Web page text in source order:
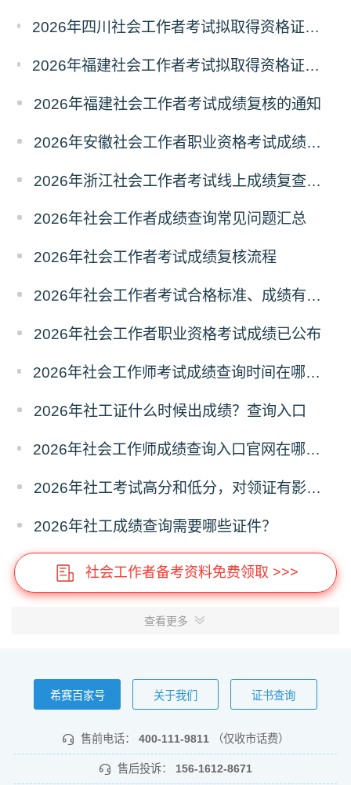
2026年四川社会工作者考试拟取得资格证书相关人员承诺情况的公示
2026年福建社会工作者考试拟取得资格证书相关人员承诺情况的公示
2026年福建社会工作者考试成绩复核的通知
2026年安徽社会工作者职业资格考试成绩复查的通知
2026年浙江社会工作者考试线上成绩复查申请的通知
2026年社会工作者成绩查询常见问题汇总
2026年社会工作者考试成绩复核流程
2026年社会工作者考试合格标准、成绩有效期
2026年社会工作者职业资格考试成绩已公布
2026年社会工作师考试成绩查询时间在哪天？历年成绩查询时间
2026年社工证什么时候出成绩？查询入口
2026年社会工作师成绩查询入口官网在哪？怎么查询？
2026年社工考试高分和低分，对领证有影响吗？
2026年社工成绩查询需要哪些证件？
社会工作者备考资料免费领取 >>>
查看更多
希赛百家号 关于我们 证书查询
售前电话： 400-111-9811 （仅收市话费）
售后投诉： 156-1612-8671